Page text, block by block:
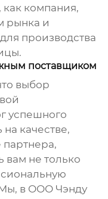
компания,
рынка и
производства
.
поставщиком
выбор
успешного
качестве,
не только
в ООО Чэнду